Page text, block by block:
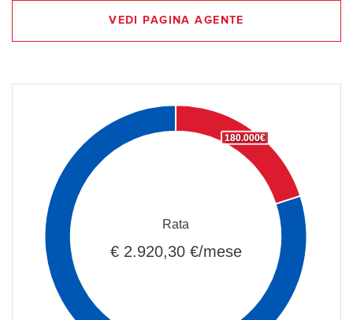
VEDI PAGINA AGENTE
180.000€
Rata
€ 2.920,30 €/mese